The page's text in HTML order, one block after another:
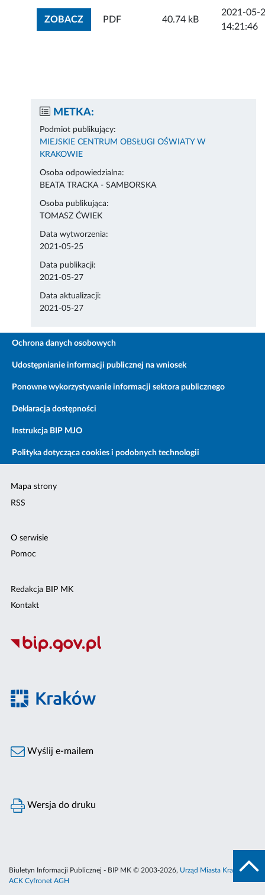
ZOBACZZOBACZ ZAŁĄCZNIK
PDF 40.74 kB
2021-05-
14:21:46
METKA:
Podmiot publikujący:
MIEJSKIE CENTRUM OBSŁUGI OŚWIATY W
KRAKOWIE
Osoba odpowiedzialna:
BEATA TRACKA - SAMBORSKA
Osoba publikująca:
TOMASZ ĆWIEK
Data wytworzenia:
2021-05-25
Data publikacji:
2021-05-27
Data aktualizacji:
2021-05-27
Ochrona danych osobowych
Udostępnianie informacji publicznej na wniosek
Ponowne wykorzystywanie informacji sektora publicznego
Deklaracja dostępności
Instrukcja BIP MJO
Polityka dotycząca cookies i podobnych technologii
Mapa strony
RSS
O serwisie
Pomoc
Redakcja BIP MK
Kontakt
Wyślij e-mailem
Wersja do druku
Biuletyn Informacji Publicznej - BIP MK © 2003-2026, Urząd Miasta Krakowa
ACK Cyfronet AGH